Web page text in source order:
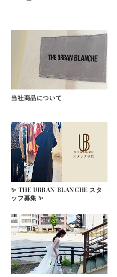
当社商品について
✨ THE URBAN BLANCHE スタ
ッフ募集 ✨